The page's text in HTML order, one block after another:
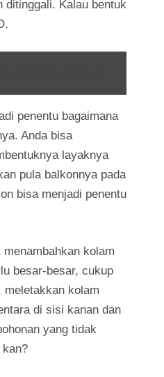
ditinggali. Kalau bentuk
penentu bagaimana
Anda bisa
layaknya
pula balkonnya pada
bisa menjadi penentu
kolam
besar-besar, cukup
meletakkan kolam
di sisi kanan dan
yang tidak
kan?